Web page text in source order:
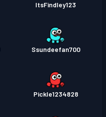
ItsFindley123
Ssundeefan700
Pickle1234828